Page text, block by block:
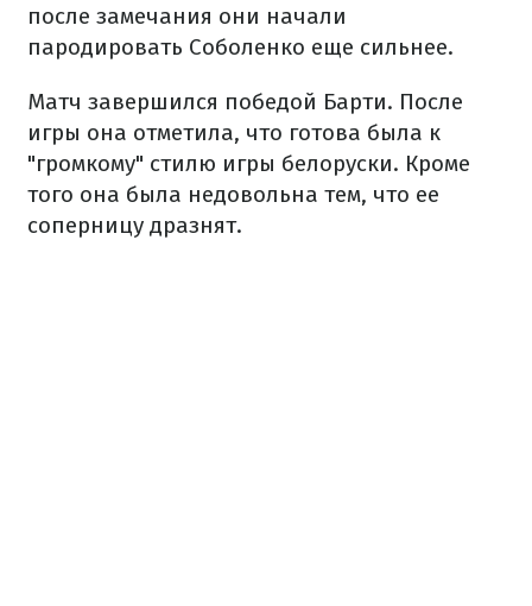
после замечания они начали
пародировать Соболенко еще сильнее.
Матч завершился победой Барти. После
игры она отметила, что готова была к
"громкому" стилю игры белоруски. Кроме
того она была недовольна тем, что ее
соперницу дразнят.